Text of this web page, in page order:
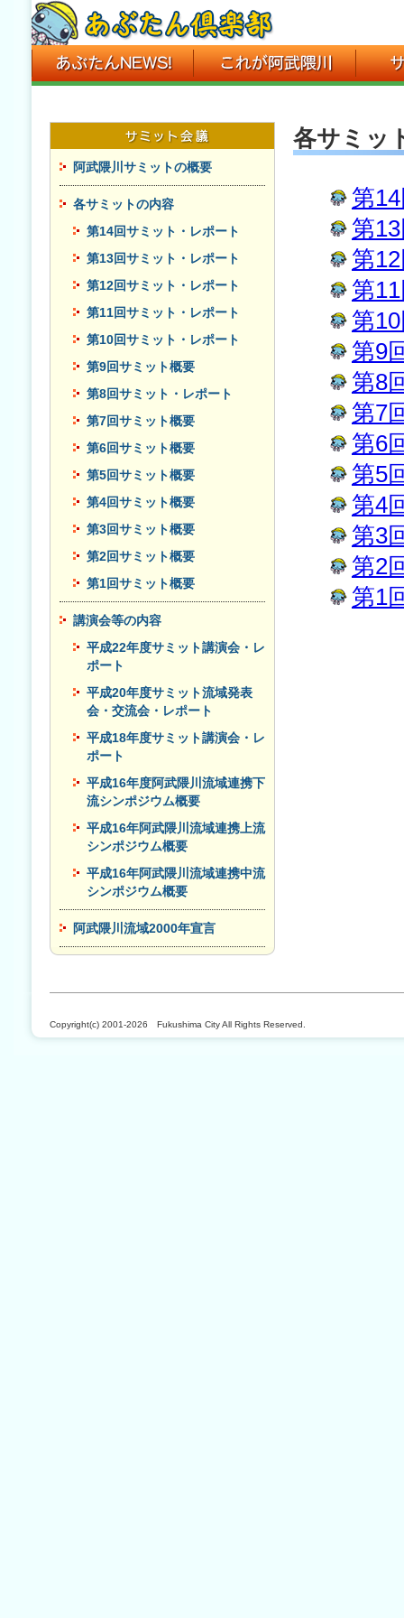
阿武隈川サミットの概要
各サミットの内容
第14回サミット・レポート
第13回サミット・レポート
第12回サミット・レポート
第11回サミット・レポート
第10回サミット・レポート
第9回サミット概要
第8回サミット・レポート
第7回サミット概要
第6回サミット概要
第5回サミット概要
第4回サミット概要
第3回サミット概要
第2回サミット概要
第1回サミット概要
講演会等の内容
平成22年度サミット講演会・レ
ポート
平成20年度サミット流域発表
会・交流会・レポート
平成18年度サミット講演会・レ
ポート
平成16年度阿武隈川流域連携下
流シンポジウム概要
平成16年阿武隈川流域連携上流
シンポジウム概要
平成16年阿武隈川流域連携中流
シンポジウム概要
阿武隈川流域2000年宣言
各サミッ
第
第
第
第
第
第9
第8
第7
第6
第5
第4
第3
第2
第1
Copyright(c) 2001-2026 Fukushima City All Rights Reserved.